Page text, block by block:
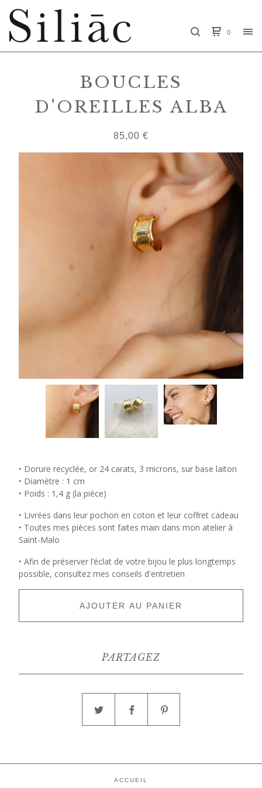
0
BOUCLES
D'OREILLES ALBA
85,00 €
• Dorure recyclée, or 24 carats, 3 microns, sur base laiton
• Diamètre : 1 cm
• Poids : 1,4 g (la pièce)
• Livrées dans leur pochon en coton et leur coffret cadeau
• Toutes mes pièces sont faites main dans mon atelier à
Saint-Malo
• Afin de préserver l’éclat de votre bijou le plus longtemps
possible, consultez mes conseils d'entretien
AJOUTER AU PANIER
PARTAGEZ
ACCUEIL